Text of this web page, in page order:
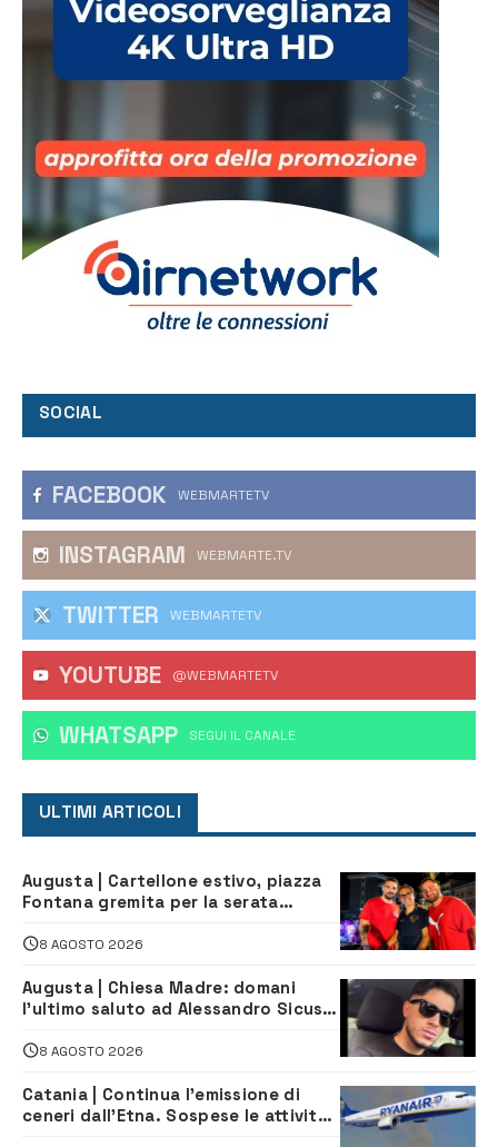
SOCIAL
FACEBOOK WEBMARTETV
INSTAGRAM WEBMARTE.TV
TWITTER WEBMARTETV
YOUTUBE @WEBMARTETV
WHATSAPP ‎SEGUI IL CANALE
ULTIMI ARTICOLI
Augusta | Cartellone estivo, piazza
Fontana gremita per la serata
8 AGOSTO 2026
Augusta | Chiesa Madre: domani
l’ultimo saluto ad Alessandro Sicuso,
8 AGOSTO 2026
Catania | Continua l’emissione di
ceneri dall’Etna. Sospese le attività